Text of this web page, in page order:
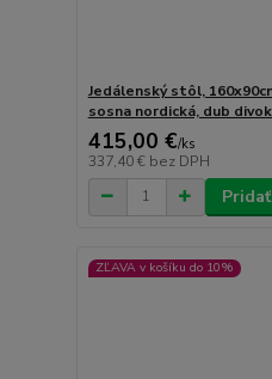
Jedálenský stôl,
sosna nordická, dub
415,00 €/ks
337,40 € bez DPH
ZĽAVA v košíku do 10%